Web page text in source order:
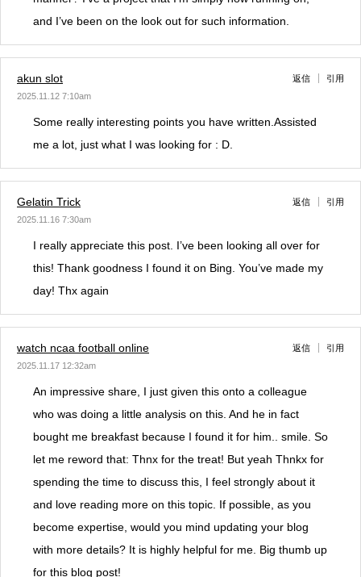
and I’ve been on the look out for such information.
akun slot
2025.11.12 7:10am
返信 引用
Some really interesting points you have written.Assisted
me a lot, just what I was looking for : D.
Gelatin Trick
2025.11.16 7:30am
返信 引用
I really appreciate this post. I’ve been looking all over for
this! Thank goodness I found it on Bing. You’ve made my
day! Thx again
watch ncaa football online
2025.11.17 12:32am
返信 引用
An impressive share, I just given this onto a colleague
who was doing a little analysis on this. And he in fact
bought me breakfast because I found it for him.. smile. So
let me reword that: Thnx for the treat! But yeah Thnkx for
spending the time to discuss this, I feel strongly about it
and love reading more on this topic. If possible, as you
become expertise, would you mind updating your blog
with more details? It is highly helpful for me. Big thumb up
for this blog post!